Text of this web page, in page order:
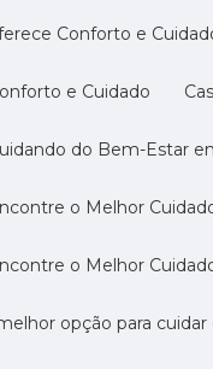
Conforto e
e Cuidado
do Bem-Estar
o Melhor
o Melhor
melhor opção para